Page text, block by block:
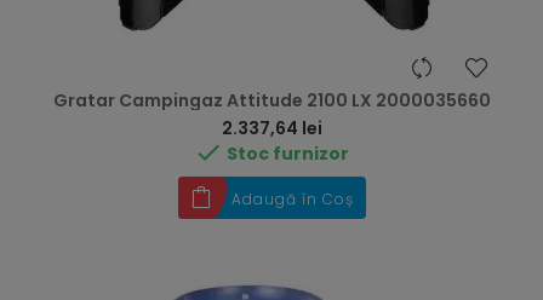
Gratar Campingaz Attitude 2100 LX 2000035660
2.337,64 lei
 Stoc furnizor
Adaugă în Coș